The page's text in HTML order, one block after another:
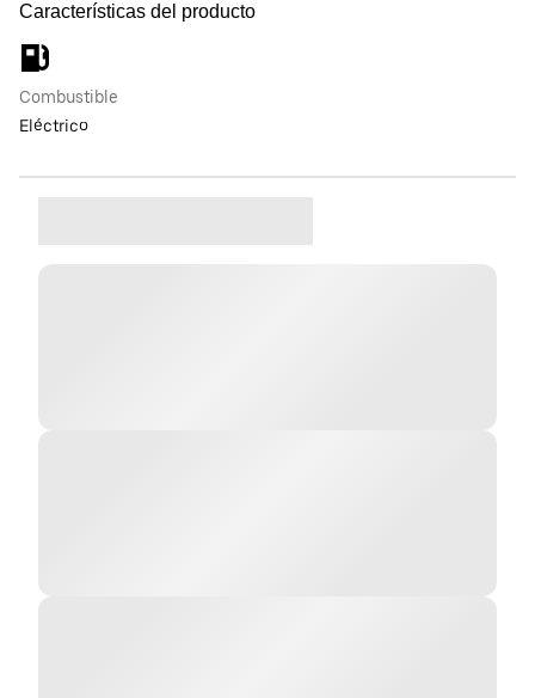
Características del producto
Combustible
Eléctrico